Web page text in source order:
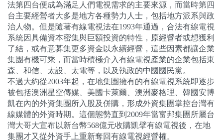
法第四台便成為滿足人們電視需求的主要來源，而當時第四
台主要經營者大多是地方各種勢力人士，包括地方派系與政
治人物。但是隨著有線電視法在1993年通過，合法有線電視
系統因具備資本密集與巨額投資的特性，原經營者或想獲利
了結，或有意募集更多資金以永續經營，這些因素都讓企業
集團有機可乘，而當時積極介入有線電視產業的企業包括東
森、和信、太設、太電等，以及執政的中國國民黨。
不過大約從2003年起，在地集團擁有的有線電視系統即逐步
被包括澳洲星空傳媒、美國卡萊爾、澳洲麥格理、韓國安博
凱在內的外資集團所入股及併購，形成外資集團掌控台灣有
線媒體的外資時期。這個態勢直到 2009年當富邦集團所屬台
灣大哥大宣布以新台幣568億元收購凱擘有線電視後，在地
集團才又從外資手上重新奪回有線電視經營權。